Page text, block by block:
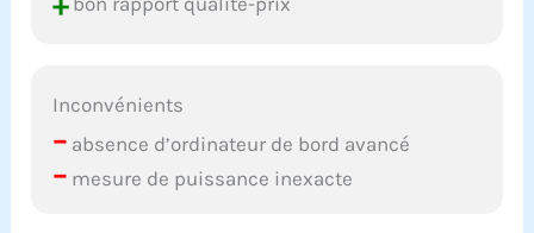
Inconvénients
– absence d’ordinateur de bord avancé
– mesure de puissance inexacte